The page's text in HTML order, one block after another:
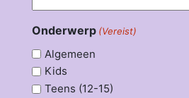
Onderwerp (Vereist)
Algemeen
Kids
Teens (12-15)